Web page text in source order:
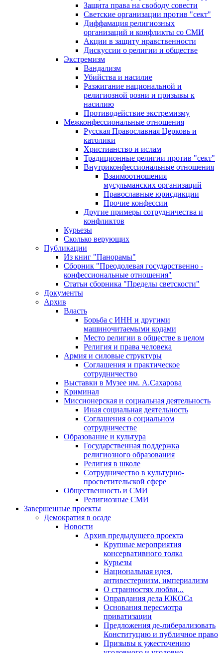
Защита права на свободу совести
Светские организации против "сект"
Диффамация религиозных
организаций и конфликты со СМИ
Акции в защиту нравственности
Дискуссии о религии и обществе
Экстремизм
Вандализм
Убийства и насилие
Разжигание национальной и
религиозной розни и призывы к
насилию
Противодействие экстремизму
Межконфессиональные отношения
Русская Православная Церковь и
католики
Христианство и ислам
Традиционные религии против "сект"
Внутриконфессиональные отношения
Взаимоотношения
мусульманских организаций
Православные юрисдикции
Прочие конфессии
Другие примеры сотрудничества и
конфликтов
Курьезы
Сколько верующих
Публикации
Из книг "Панорамы"
Сборник "Преодолевая государственно -
конфессиональные отношения"
Статьи сборника "Пределы светскости"
Документы
Архив
Власть
Борьба с ИНН и другими
машиночитаемыми кодами
Место религии в обществе в целом
Религия и права человека
Армия и силовые структуры
Соглашения и практическое
сотрудничество
Выставки в Музее им. А.Сахарова
Криминал
Миссионерская и социальная деятельность
Иная социальная деятельность
Соглашения о социальном
сотрудничестве
Образование и культура
Государственная поддержка
религиозного образования
Религия в школе
Сотрудничество в культурно-
просветительской сфере
Общественность и СМИ
Религиозные СМИ
Завершенные проекты
Демократия в осаде
Новости
Архив предыдущего проекта
Крупные мероприятия
консервативного толка
Курьезы
Национальная идея,
антивестернизм, империализм
О странностях любви...
Оправдания дела ЮКОСа
Основания пересмотра
приватизации
Предложения де-либерализовать
Конституцию и публичное право
Призывы к ужесточению